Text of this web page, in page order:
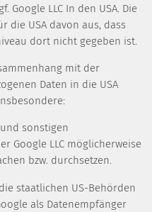
Google LLC In den USA. Die
die USA davon aus, dass
dort nicht gegeben ist.
mit der
Daten in die USA
sonstigen
Google LLC möglicherweise
bzw. durchsetzen.
staatlichen US-Behörden
als Datenempfänger